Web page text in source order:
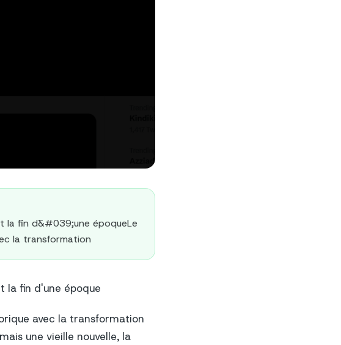
la fin d&#039;une époqueLe
la transformation
la fin d'une époque
avec la transformation
une vieille nouvelle, la